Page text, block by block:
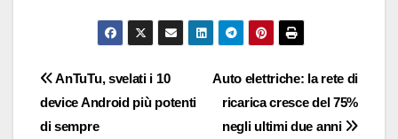
Navigazione
articoli
Auto elettriche: la rete di
ricarica cresce del 75%
negli ultimi due anni
AnTuTu, svelati i 10
device Android più potenti
di sempre